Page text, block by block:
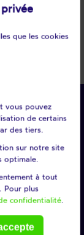
?
vous citons :
volet ou du
clédans le
que les cookies
vous pouvez
de certains
des tiers.
sur notre site
optimale.
à tout
Pour plus
confidentialité.